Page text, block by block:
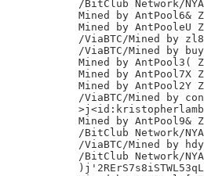
/BitClub Network/
Mined by AntPool6&
Mined by AntPooleU
/ViaBTC/Mined by
/ViaBTC/Mined by
Mined by AntPool3(
Mined by AntPool7X
Mined by AntPool2Y
/ViaBTC/Mined by
Mined by AntPool9&
/BitClub Network/
/ViaBTC/Mined by
/BitClub Network/